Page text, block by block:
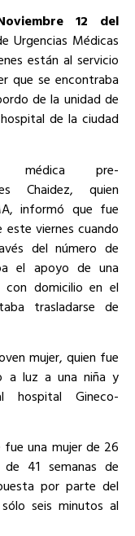
12 del
Urgencias Médicas
están al servicio
que se encontraba
de la unidad de
de la ciudad
médica pre-
Chaidez, quien
informó que fue
este viernes cuando
del número de
el apoyo de una
con domicilio en el
trasladarse de
mujer, quien fue
a luz a una niña y
hospital Gineco-
fue una mujer de 26
41 semanas de
por parte del
seis minutos al